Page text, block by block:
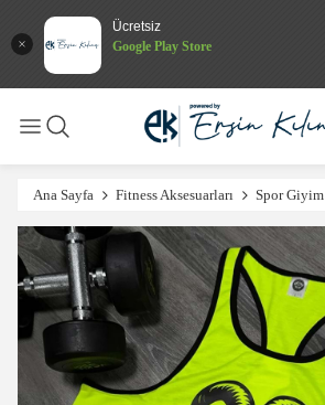
Ücretsiz
Google Play Store
Ana Sayfa Fitness Aksesuarları Spor Giyim